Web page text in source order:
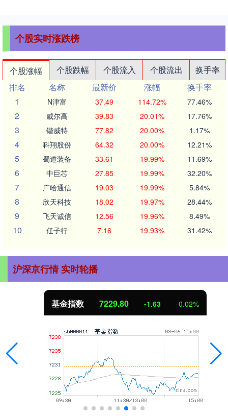
个股实时涨跌榜
个股涨幅 个股跌幅 个股流入 个股流出
换手率
排名
名称 最新价 涨幅
换手率
1
N津富 37.49 114.72% 77.46%
2 威尔高 39.83 20.01% 17.76%
3 锴威特 77.82 20.00% 1.17%
4 科翔股份 64.32 20.00% 12.21%
5 蜀道装备 33.61 19.99% 11.69%
6 中巨芯 27.85 19.99% 32.20%
7 广哈通信 19.03 19.99% 5.84%
8 欣天科技 18.02 19.97% 28.44%
9 飞天诚信 12.56 19.96% 8.49%
10 任子行 7.16 19.93% 31.42%
沪深京行情 实时轮播
基金指数 7229.80 -1.63 -0.02%